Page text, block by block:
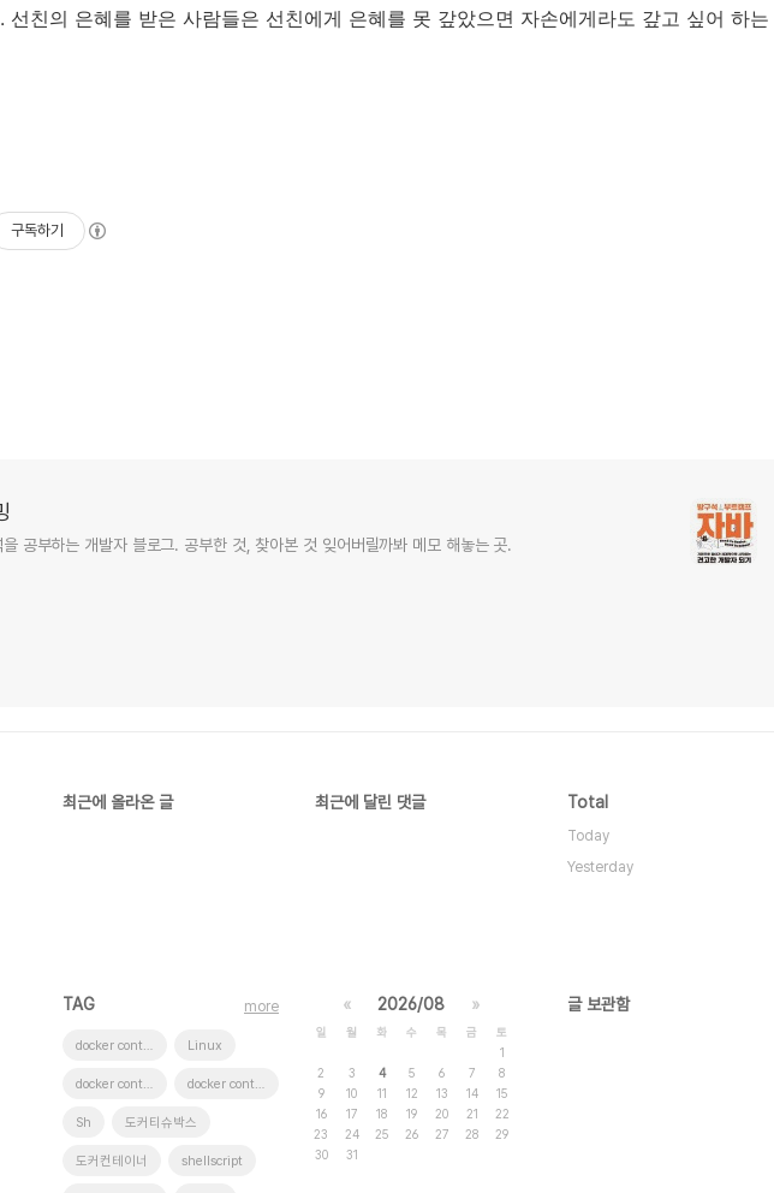
선친의 은혜를 받은 사람들은 선친에게 은혜를 못 갚았으면 자손에게라도 갚고 싶어 하는
구독하기
공부하는 개발자 블로그. 공부한 것, 찾아본 것 잊어버릴까봐 메모 해놓는 곳.
최근에 올라온 글 최근에 달린 댓글 Total
Today
Yesterday
TAG
docker container tissue Linux
docker container tissue box docker container whale
Sh 도커티슈박스
도커컨테이너 shellscript
more « 2026/08 »
일 월 화 수 목 금
토
1
2
3 4 5 6 7
8
9
10 11 12 13 14
15
16
17 18 19 20 21
22
23
24 25 26 27 28
29
30
31
글 보관함